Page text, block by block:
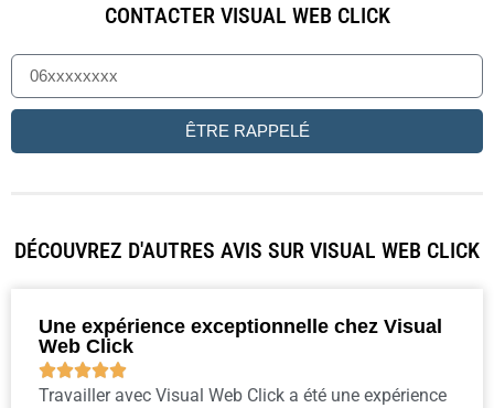
CONTACTER VISUAL WEB CLICK
ÊTRE RAPPELÉ
DÉCOUVREZ D'AUTRES AVIS SUR VISUAL WEB CLICK
Une expérience exceptionnelle chez Visual
Web Click

Travailler avec Visual Web Click a été une expérience